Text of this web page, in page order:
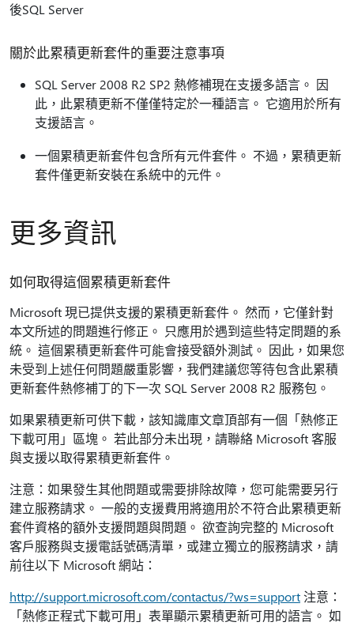
後SQL Server
關於此累積更新套件的重要注意事項
SQL Server 2008 R2 SP2 熱修補現在支援多語言。 因
此，此累積更新不僅僅特定於一種語言。 它適用於所有
支援語言。
一個累積更新套件包含所有元件套件。 不過，累積更新
套件僅更新安裝在系統中的元件。
更多資訊
如何取得這個累積更新套件
Microsoft 現已提供支援的累積更新套件。 然而，它僅針對
本文所述的問題進行修正。 只應用於遇到這些特定問題的系
統。 這個累積更新套件可能會接受額外測試。 因此，如果您
未受到上述任何問題嚴重影響，我們建議您等待包含此累積
更新套件熱修補丁的下一次 SQL Server 2008 R2 服務包。
如果累積更新可供下載，該知識庫文章頂部有一個「熱修正
下載可用」區塊。 若此部分未出現，請聯絡 Microsoft 客服
與支援以取得累積更新套件。
注意：如果發生其他問題或需要排除故障，您可能需要另行
建立服務請求。 一般的支援費用將適用於不符合此累積更新
套件資格的額外支援問題與問題。 欲查詢完整的 Microsoft
客戶服務與支援電話號碼清單，或建立獨立的服務請求，請
前往以下 Microsoft 網站：
http://support.microsoft.com/contactus/?ws=support注意：
「熱修正程式下載可用」表單顯示累積更新可用的語言。 如